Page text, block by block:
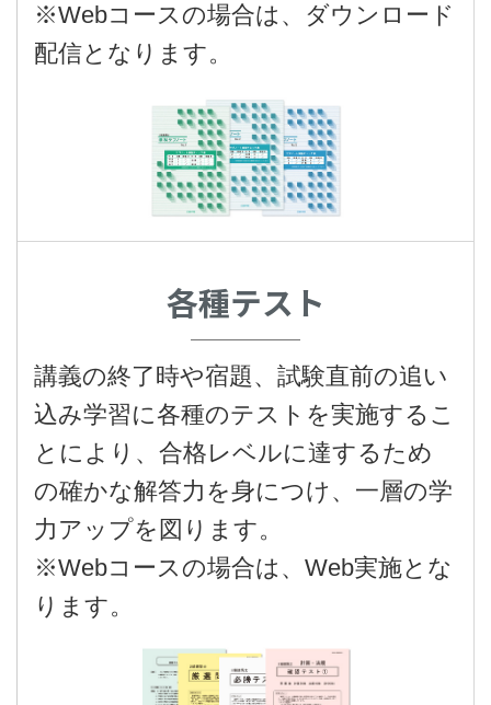
※Webコースの場合は、ダウンロード
配信となります。
各種テスト
講義の終了時や宿題、試験直前の追い
込み学習に各種のテストを実施するこ
とにより、合格レベルに達するため
の確かな解答力を身につけ、一層の学
力アップを図ります。
※Webコースの場合は、Web実施とな
ります。